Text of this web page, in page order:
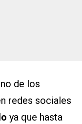
de los
redes sociales
ya que hasta